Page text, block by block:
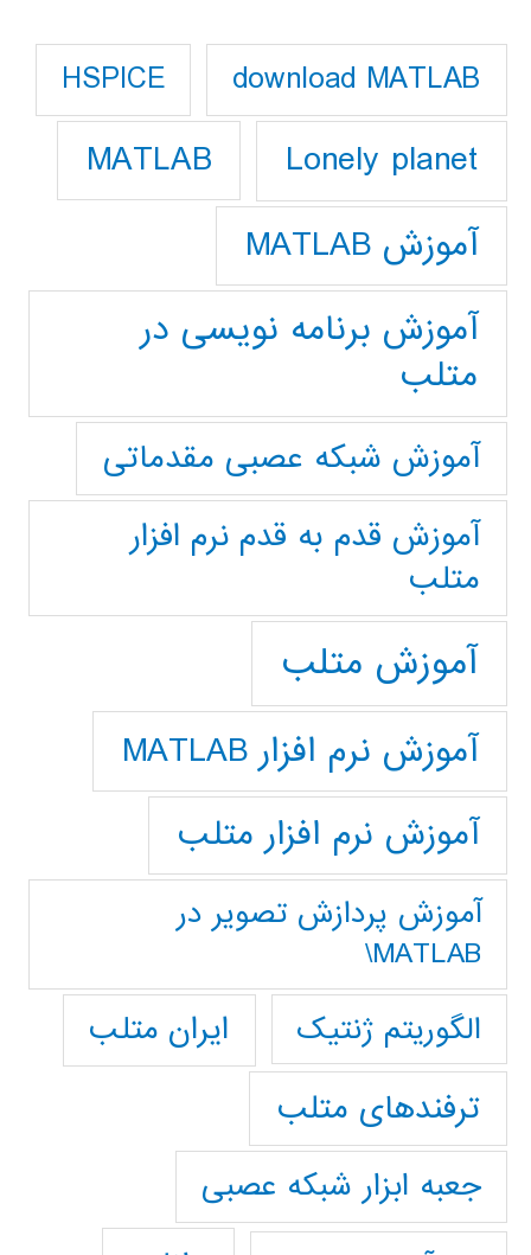
download MATLAB
HSPICE
Lonely planet
MATLAB
آموزش MATLAB
آموزش برنامه نویسی در
متلب
آموزش شبکه عصبی مقدماتی
آموزش قدم به قدم نرم افزار
متلب
آموزش متلب
آموزش نرم افزار MATLAB
آموزش نرم افزار متلب
آموزش پردازش تصوير در
MATLAB\
الگوریتم ژنتیک
ایران متلب
ترفندهای متلب
جعبه ابزار شبکه عصبی